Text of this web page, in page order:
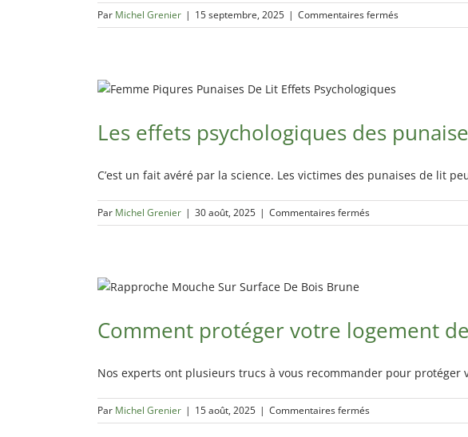
faire?
Par Michel Grenier | 15 septembre, 2025 | Commentaires ferméssur
Quoi
coquerelles
chez
voisins?
Les effets psychologiques des
C’est un fait avéré par la science. Les victimes des punaises de lit
Par Michel Grenier | 30 août, 2025 | Commentaires ferméssur
Les
Comment protéger votre logement
Nos experts ont plusieurs trucs à vous recommander pour
Par Michel Grenier | 15 août, 2025 | Commentaires ferméssur
Comment